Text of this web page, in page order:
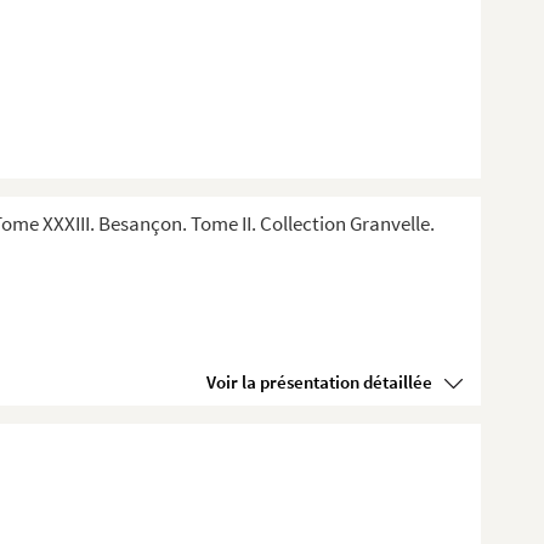
XXXIII. Besançon. Tome II. Collection Granvelle.
Voir la présentation détaillée